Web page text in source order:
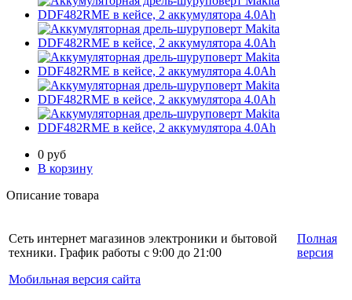
0 руб
В корзину
Описание товара
Сеть интернет магазинов электроники и бытовой
техники. График работы с 9:00 до 21:00
Мобильная версия сайта
Полная
версия